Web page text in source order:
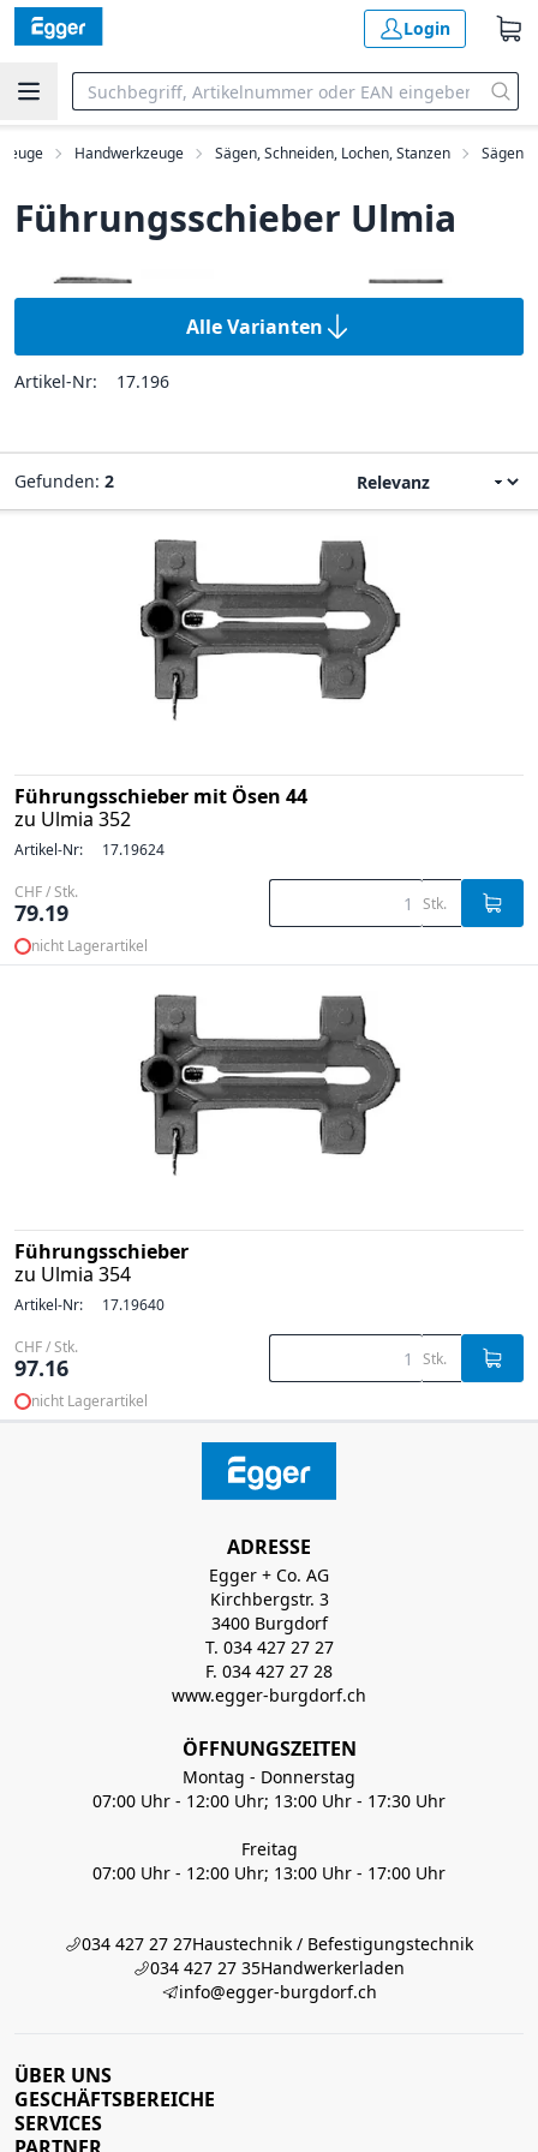
Login
Handwerkzeuge Sägen, Schneiden, Lochen, Stanzen Sägen
Führungsschieber Ulmia
Alle Varianten
Artikel-Nr: 17.196
Gefunden: 2
Führungsschieber mit Ösen 44
zu Ulmia 352
Artikel-Nr: 17.19624
CHF / Stk.
79.19 Stk.
nicht Lagerartikel
Führungsschieber
zu Ulmia 354
Artikel-Nr: 17.19640
CHF / Stk.
97.16 Stk.
nicht Lagerartikel
ADRESSE
Egger + Co. AG
Kirchbergstr. 3
3400 Burgdorf
T. 034 427 27 27
F. 034 427 27 28
www.egger-burgdorf.ch
ÖFFNUNGSZEITEN
Montag - Donnerstag
07:00 Uhr - 12:00 Uhr; 13:00 Uhr - 17:30 Uhr
Freitag
07:00 Uhr - 12:00 Uhr; 13:00 Uhr - 17:00 Uhr
034 427 27 27Haustechnik / Befestigungstechnik
034 427 27 35Handwerkerladen
info@egger-burgdorf.ch
ÜBER UNS
GESCHÄFTSBEREICHE
SERVICES